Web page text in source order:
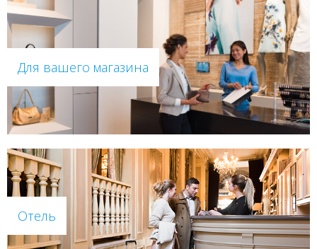
Для вашего магазина
Отель